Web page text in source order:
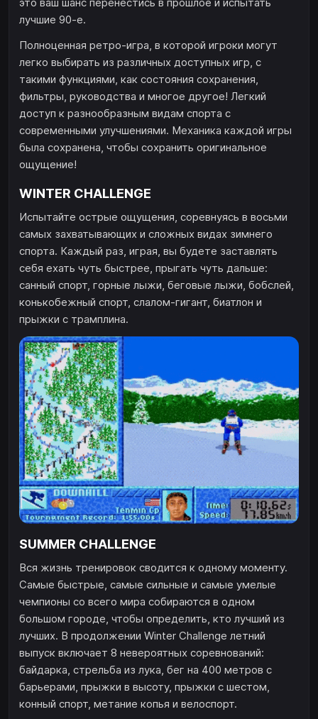
лучшие 90-е.
Полноценная ретро-игра, в которой игроки могут
легко выбирать из различных доступных игр, с
такими функциями, как состояния сохранения,
фильтры, руководства и многое другое! Легкий
доступ к разнообразным видам спорта с
современными улучшениями. Механика каждой игры
была сохранена, чтобы сохранить оригинальное
ощущение!
WINTER CHALLENGE
Испытайте острые ощущения, соревнуясь в восьми
самых захватывающих и сложных видах зимнего
спорта. Каждый раз, играя, вы будете заставлять
себя ехать чуть быстрее, прыгать чуть дальше:
санный спорт, горные лыжи, беговые лыжи, бобслей,
конькобежный спорт, слалом-гигант, биатлон и
прыжки с трамплина.
SUMMER CHALLENGE
Вся жизнь тренировок сводится к одному моменту.
Самые быстрые, самые сильные и самые умелые
чемпионы со всего мира собираются в одном
большом городе, чтобы определить, кто лучший из
лучших. В продолжении Winter Challenge летний
выпуск включает 8 невероятных соревнований:
байдарка, стрельба из лука, бег на 400 метров с
барьерами, прыжки в высоту, прыжки с шестом,
конный спорт, метание копья и велоспорт.